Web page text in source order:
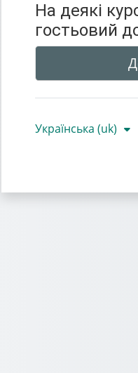
На деякі
гостьовий
Українська ‎(uk)‎